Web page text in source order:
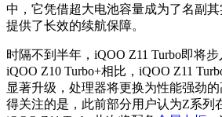
中，它凭借超大电池容量成为了名副
提供了长效的续航保障。
时隔不到半年，iQOO Z11 Turbo即将
iQOO Z10 Turbo+相比，iQOO Z11
显著升级，处理器将更换为性能强劲
得关注的是，此前部分用户认为Z系列